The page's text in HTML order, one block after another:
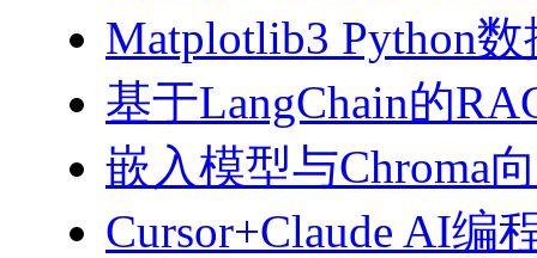
Matplotlib3 Python
基于LangChain的
嵌入模型与Chroma
Cursor+Claude AI编